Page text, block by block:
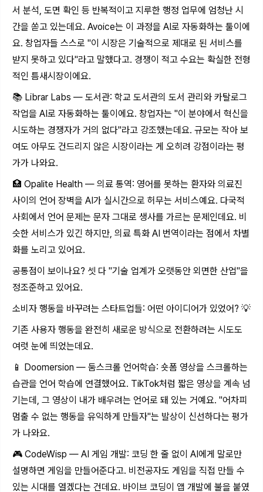
서 분석, 도면 확인 등 반복적이고 지루한 행정 업무에 엄청난 시
간을 쏟고 있는데요. Avoice는 이 과정을 AI로 자동화하는 툴이에
요. 창업자들 스스로 "이 시장은 기술적으로 제대로 된 서비스를
받지 못하고 있다"라고 말했다고. 경쟁이 적고 수요는 확실한 전형
적인 틈새시장이에요.
📚 Librar Labs — 도서관: 학교 도서관의 도서 관리와 카탈로그
작업을 AI로 자동화하는 툴이에요. 창업자는 "이 분야에서 혁신을
시도하는 경쟁자가 거의 없다"라고 강조했는데요. 규모는 작아 보
여도 아무도 건드리지 않은 시장이라는 게 오히려 강점이라는 평
가가 나와요.
🏥 Opalite Health — 의료 통역: 영어를 못하는 환자와 의료진
사이의 언어 장벽을 AI가 실시간으로 허무는 서비스예요. 다국적
사회에서 언어 문제는 문자 그대로 생사를 가르는 문제인데요. 비
슷한 서비스가 있긴 하지만, 의료 특화 AI 번역이라는 점에서 차별
화를 노리고 있어요.
공통점이 보이나요? 셋 다 "기술 업계가 오랫동안 외면한 산업"을
정조준하고 있어요.
소비자 행동을 바꾸려는 스타트업들: 어떤 아이디어가 있었어? 💡
기존 사용자 행동을 완전히 새로운 방식으로 전환하려는 시도도
여럿 눈에 띄었는데요.
📱 Doomersion — 둠스크롤 언어학습: 숏폼 영상을 스크롤하는
습관을 언어 학습에 연결했어요. TikTok처럼 짧은 영상을 계속 넘
기는데, 그 영상이 내가 배우려는 언어로 돼 있는 거예요. "어차피
멈출 수 없는 행동을 유익하게 만들자"는 발상이 신선하다는 평가
가 나와요.
🎮 CodeWisp — AI 게임 개발: 코딩 한 줄 없이 AI에게 말로만
설명하면 게임을 만들어준다고. 비전공자도 게임을 직접 만들 수
있는 시대를 열겠다는 건데요. 바이브 코딩이 앱 개발에 불을 붙였